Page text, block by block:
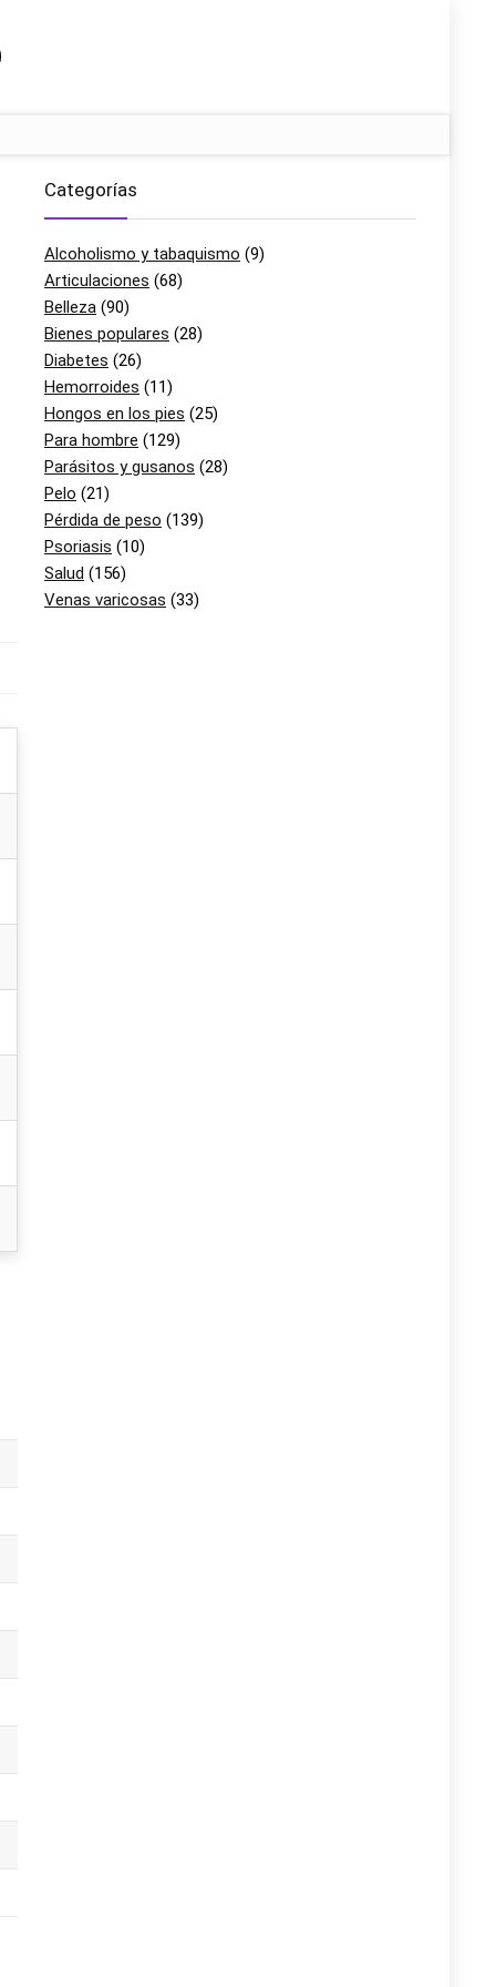
Categorías
Alcoholismo y tabaquismo (9)
Articulaciones (68)
Belleza (90)
Bienes populares (28)
Diabetes (26)
Hemorroides (11)
Hongos en los pies (25)
Para hombre (129)
Parásitos y gusanos (28)
Pelo (21)
Pérdida de peso (139)
Psoriasis (10)
Salud (156)
Venas varicosas (33)